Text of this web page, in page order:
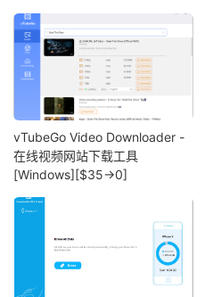
vTubeGo Video Downloader -
在线视频网站下载工具
[Windows][$35→0]